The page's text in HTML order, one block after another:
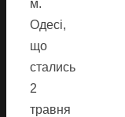
м.
Одесі,
що
стались
2
травня